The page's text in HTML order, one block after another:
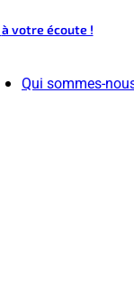
à votre écoute !
Qui sommes-